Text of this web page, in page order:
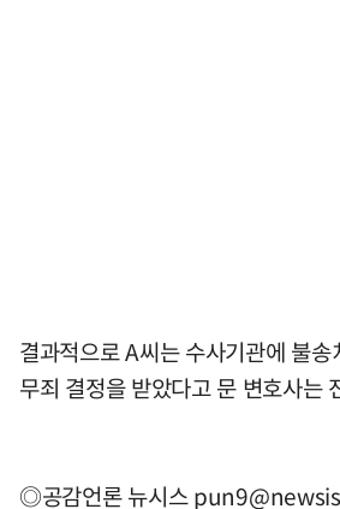
결과적으로 A씨는 수사기관에 불
무죄 결정을 받았다고 문 변호사는
◎공감언론 뉴시스